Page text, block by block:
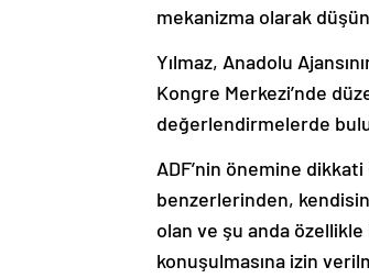
mekanizma olarak
Yılmaz, Anadolu
Kongre Merkezi’nde
değerlendirmelerde
ADF’nin önemine
benzerlerinden,
olan ve şu anda
konuşulmasına izin